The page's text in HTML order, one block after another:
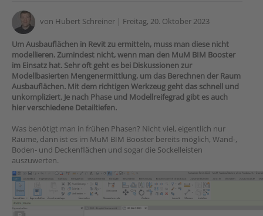
von Hubert Schreiner | Freitag, 20. Oktober 2023
Um Ausbauflächen in Revit zu ermitteln, muss man diese nicht
modellieren. Zumindest nicht, wenn man den MuM BIM Booster
im Einsatz hat. Sehr oft geht es bei Diskussionen zur
Modellbasierten Mengenermittlung, um das Berechnen der Raum
Ausbauflächen. Mit dem richtigen Werkzeug geht das schnell und
unkompliziert. Je nach Phase und Modellreifegrad gibt es auch
hier verschiedene Detailtiefen.
Was benötigt man in frühen Phasen? Nicht viel, eigentlich nur
Räume, dann ist es im MuM BIM Booster bereits möglich, Wand-,
Boden- und Deckenflächen und sogar die Sockelleisten
auszuwerten.